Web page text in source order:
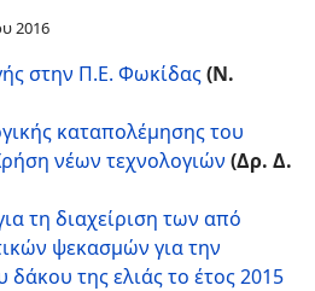
2016
στην Π.Ε. Φωκίδας(Ν.
καταπολέμησης του
νέων τεχνολογιών (Δρ. Δ.
τη διαχείριση των από
ψεκασμών για την
της ελιάς το έτος 2015